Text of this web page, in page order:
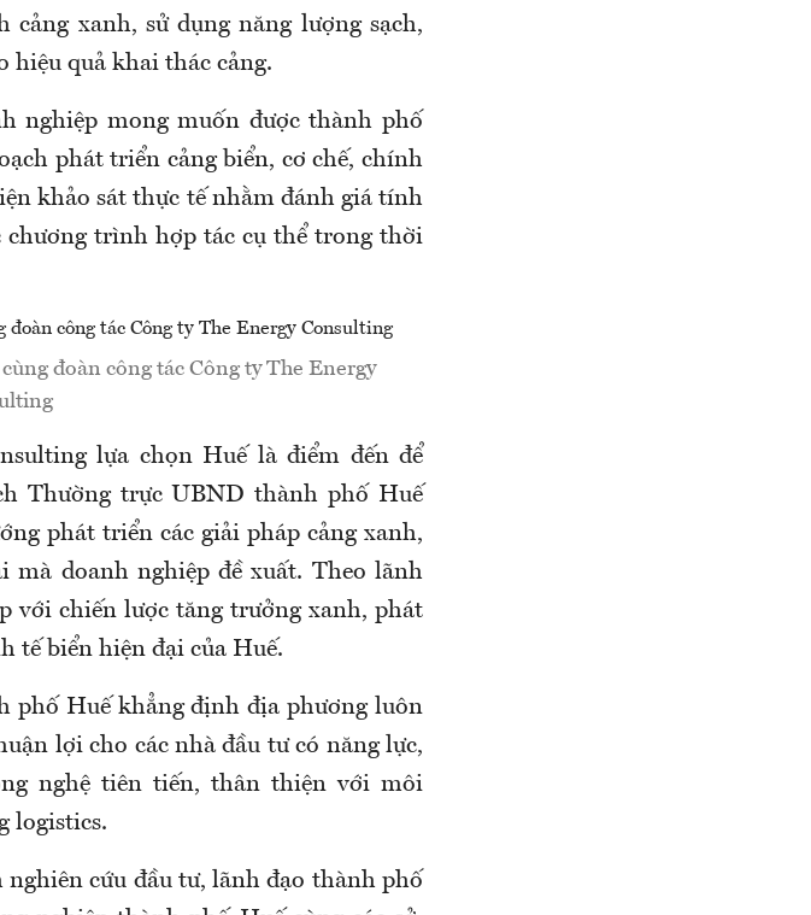
xanh, sử dụng năng lượng sạch,
hiệu quả khai thác cảng.
nghiệp mong muốn được thành phố
phát triển cảng biển, cơ chế, chính
khảo sát thực tế nhằm đánh giá tính
chương trình hợp tác cụ thể trong thời
đoàn công tác Công ty The Energy
lựa chọn Huế là điểm đến để
Thường trực UBND thành phố Huế
phát triển các giải pháp cảng xanh,
doanh nghiệp đề xuất. Theo lãnh
với chiến lược tăng trưởng xanh, phát
tế biển hiện đại của Huế.
phố Huế khẳng định địa phương luôn
lợi cho các nhà đầu tư có năng lực,
nghệ tiên tiến, thân thiện với môi
logistics.
cứu đầu tư, lãnh đạo thành phố